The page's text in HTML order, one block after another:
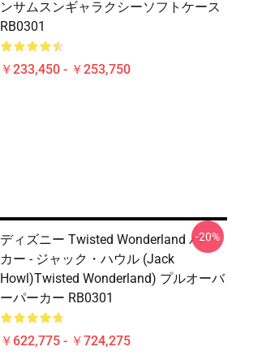
ンサムスンギャラクシーソフトケース
RB0301
￥233,450 - ￥253,750
ディズニー Twisted Wonderland パー
カー - ジャック・ハウル (Jack
Howl)Twisted Wonderland) プルオーバ
ーパーカー RB0301
￥622,775 - ￥724,275
-20%